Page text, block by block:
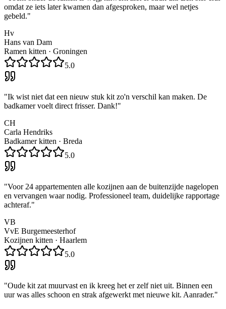
omdat ze iets later kwamen dan afgesproken, maar wel netjes
gebeld."
Hv
Hans van Dam
Ramen kitten · Groningen
5.0
"Ik wist niet dat een nieuw stuk kit zo'n verschil kan maken. De
badkamer voelt direct frisser. Dank!"
CH
Carla Hendriks
Badkamer kitten · Breda
5.0
"Voor 24 appartementen alle kozijnen aan de buitenzijde nagelopen
en vervangen waar nodig. Professioneel team, duidelijke rapportage
achteraf."
VB
VvE Burgemeesterhof
Kozijnen kitten · Haarlem
5.0
"Oude kit zat muurvast en ik kreeg het er zelf niet uit. Binnen een
uur was alles schoon en strak afgewerkt met nieuwe kit. Aanrader."